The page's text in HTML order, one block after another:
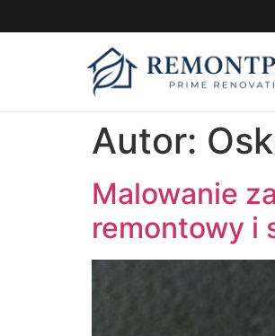
Autor:
Malowanie
remontowy i